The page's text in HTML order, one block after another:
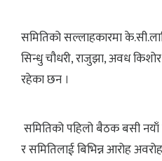
समितिको सल्लाहकारमा
सिन्धु चौधरी, राजुझा, अवध
रहेका छन ।
समितिको पहिलो बैठक बसी नयाँ
र समितिलाई बिभिन्न आरोह